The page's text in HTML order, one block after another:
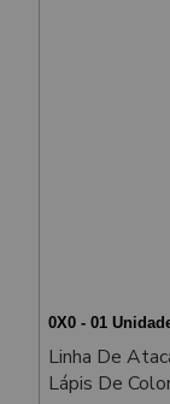
0X0 - 01
Linha De
Lápis De